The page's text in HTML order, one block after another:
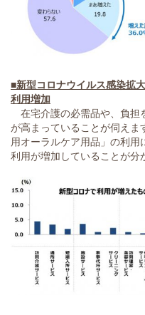
■新型コロナウイルス感染拡
利用増加
在宅介護の必需品や、負担
が高まっていることが伺え
用オーラルケア用品」の利
利用が増加していることが分